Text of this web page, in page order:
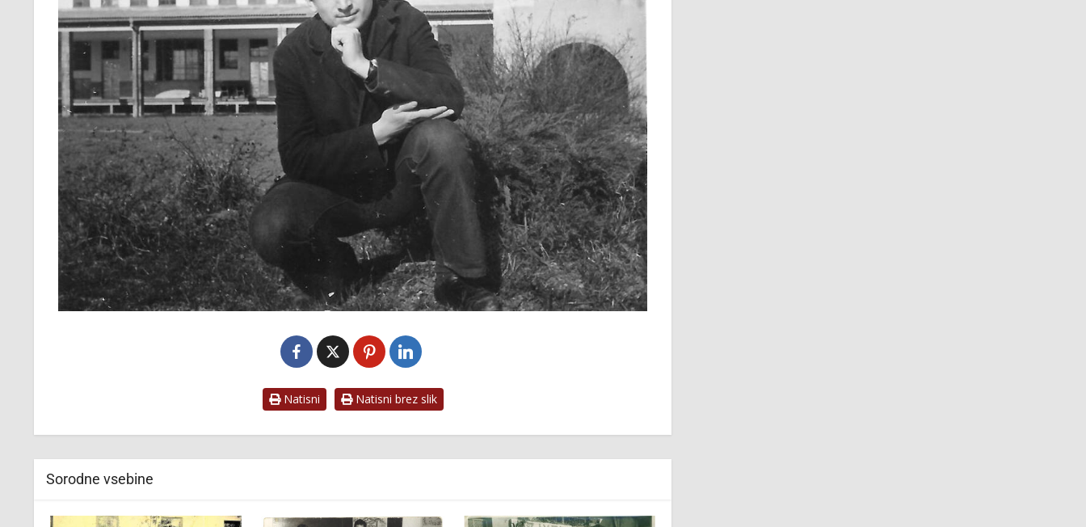
Natisni Natisni brez slik
Sorodne vsebine